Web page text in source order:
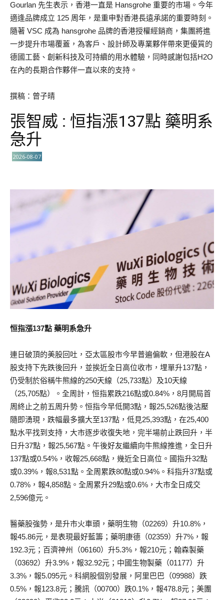
Gourlan 先生表示，香港一直是 Hansgrohe 重要的市場。今年
適逢品牌成立 125 周年，是重申對香港長遠承諾的重要時刻。
隨著 VSC 成為 hansgrohe 品牌的香港授權經銷商，集團將進
一步提升市場覆蓋，為客戶、設計師及專業夥伴帶來更優質的
德國工藝、創新科技及可持續的用水體驗，同時感謝包括H2O
在內的長期合作夥伴一直以來的支持。
撰稿：曾子晴
張智威 : 恒指漲137點 藥明系
急升
2026-08-07
恒指漲137點 藥明系急升
連日破頂的美股回吐，亞太區股市今早普遍偏軟，但港股在A
股支持下先跌後回升，並挨近全日高位收市，埋單升137點，
仍受制於俗稱牛熊線的250天線（25,733點）及10天線
（25,705點）。全周計，恒指累跌216點或0.84%，8月開局首
周終止之前五周升勢。恒指今早低開3點，報25,526點後沽壓
隨即湧現，跌幅最多擴大至137點，低見25,393點，在25,400
點水平找到支持，大市逐步收復失地，完半場前止跌回升，半
日升37點，報25,567點。午後好友繼續向牛熊線推進，全日升
137點或0.54%，收報25,668點，幾近全日高位。國指升32點
或0.39%，報8,531點。全周累跌80點或0.94%。科指升37點或
0.78%，報4,858點。全周累升29點或0.6%，大市全日成交
2,596億元。
醫藥股強勢，是升市火車頭，藥明生物（02269）升10.8%，
報45.86元，是表現最好藍籌；藥明康德（02359）升7%，報
192.3元；百濟神州（06160）升5.3%，報210元；翰森製藥
（03692）升3.9%，報32.92元；中國生物製藥（01177）升
3.3%，報5.095元。科網股個別發展，阿里巴巴（09988）跌
0.5%，報123.8元；騰訊（00700）跌0.1%，報478.8元；美團